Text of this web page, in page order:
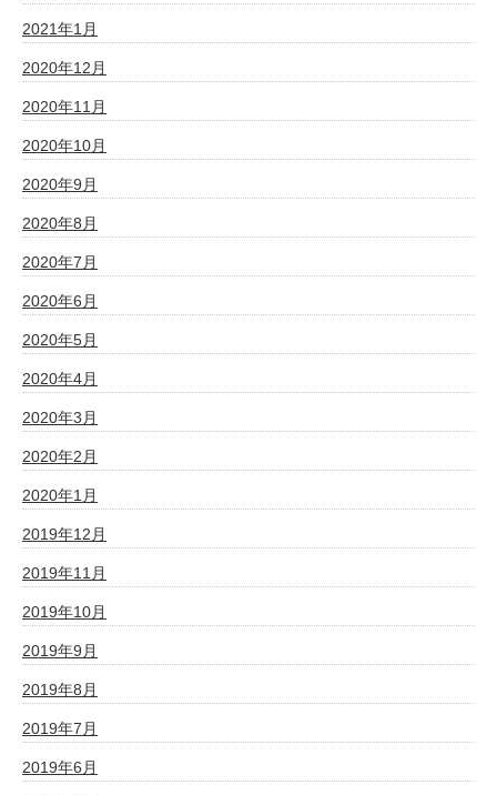
2021年1月
2020年12月
2020年11月
2020年10月
2020年9月
2020年8月
2020年7月
2020年6月
2020年5月
2020年4月
2020年3月
2020年2月
2020年1月
2019年12月
2019年11月
2019年10月
2019年9月
2019年8月
2019年7月
2019年6月